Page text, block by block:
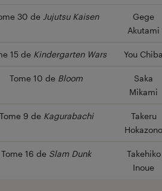
30 de Jujutsu Kaisen
Gege
Akutami
15 de Kindergarten Wars You Chiba
Tome 10 de Bloom
Saka
Mikami
Tome 9 de Kagurabachi
Takeru
Hokazono
Tome 16 de Slam Dunk
Takehiko
Inoue